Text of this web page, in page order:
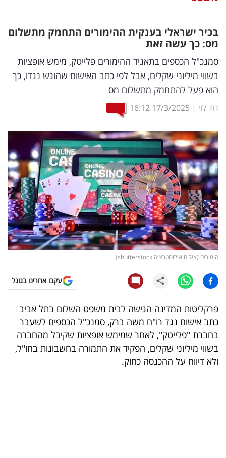
דיגיטל
וטק
שיווק
ופרסום
מדדים
ומחקרים
דעות
רכילות
עסקית
קריפטו
ויראלי
טלוויזיה
עסקי
ספורט
קריירה
בכיר ישראלי בענקית ההימורים התחמק מתשלום
מס: כך עשה זאת
סמנכ"ל הכספים בתאגיד ההימורים פלייטק, מימש אופציות
בשווי מיליוני שקלים, אבל לפי כתב האישום שהוגש נגדו, כך
הוא פעל להתחמק מתשלום מס
דוד לוי |
17/3/2025
16:12
הימורים (צילום אילוסטרציה shutterstock)
עקבו אחרינו בגוגל
פרקליטות המדינה הגישה לבית משפט השלום בתל אביב
כתב אישום נגד רו"ח משה ברק, סמנכ"ל הכספים לשעבר
בחברת "פלייטק", לאחר שמימש אופציות שקיבל מהחברה
בשווי מיליוני שקלים, הפקיד את התמורה בחשבונות בחו"ל,
ולא דיווח על ההכנסה כחוק.